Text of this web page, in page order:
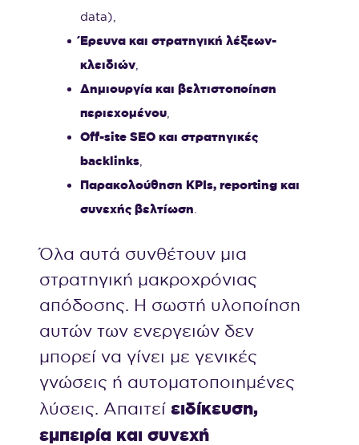
data),
Έρευνα και στρατηγική λέξεων-
κλειδιών
Δημιουργία και βελτιστοποίηση
περιεχομένου
Off-site SEO και στρατηγικές
backlinks
Παρακολούθηση KPIs, reporting και
συνεχής βελτίωση
Όλα αυτά συνθέτουν μια
στρατηγική μακροχρόνιας
απόδοσης. Η σωστή υλοποίηση
αυτών των ενεργειών δεν
μπορεί να γίνει με γενικές
γνώσεις ή αυτοματοποιημένες
λύσεις. Απαιτεί ειδίκευση,
εμπειρία και συνεχή